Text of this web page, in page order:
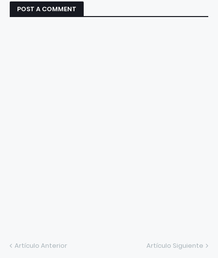
POST A COMMENT
Artículo Anterior Artículo Siguiente